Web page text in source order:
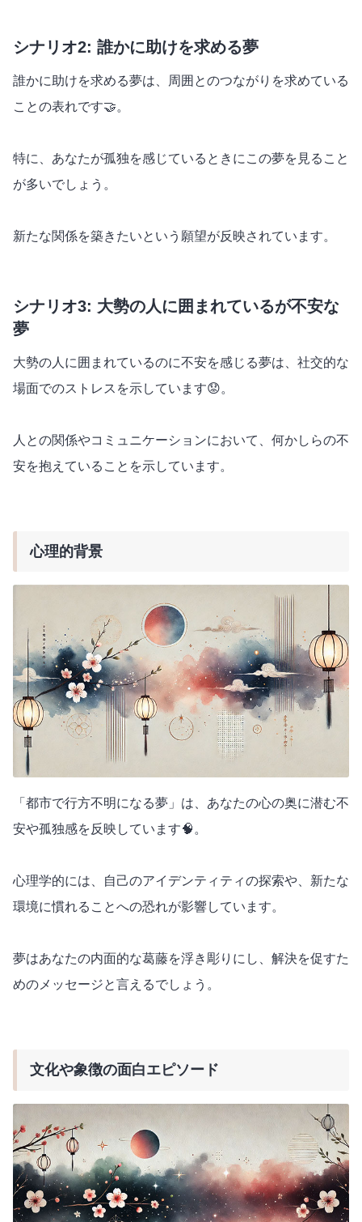
シナリオ2: 誰かに助けを求める夢
誰かに助けを求める夢は、周囲とのつながりを求めている
ことの表れです🤝。
特に、あなたが孤独を感じているときにこの夢を見ること
が多いでしょう。
新たな関係を築きたいという願望が反映されています。
シナリオ3: 大勢の人に囲まれているが不安な
夢
大勢の人に囲まれているのに不安を感じる夢は、社交的な
場面でのストレスを示しています😟。
人との関係やコミュニケーションにおいて、何かしらの不
安を抱えていることを示しています。
心理的背景
「都市で行方不明になる夢」は、あなたの心の奥に潜む不
安や孤独感を反映しています🧠。
心理学的には、自己のアイデンティティの探索や、新たな
環境に慣れることへの恐れが影響しています。
夢はあなたの内面的な葛藤を浮き彫りにし、解決を促すた
めのメッセージと言えるでしょう。
文化や象徴の面白エピソード